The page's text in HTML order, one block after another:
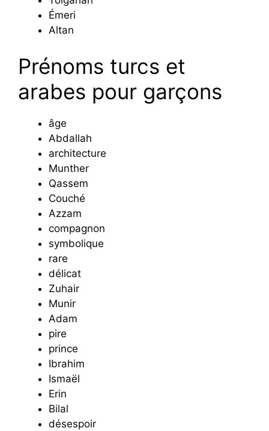
Émeri
Altan
Prénoms turcs et
arabes pour garçons
âge
Abdallah
architecture
Munther
Qassem
Couché
Azzam
compagnon
symbolique
rare
délicat
Zuhair
Munir
Adam
pire
prince
Ibrahim
Ismaël
Erin
Bilal
désespoir